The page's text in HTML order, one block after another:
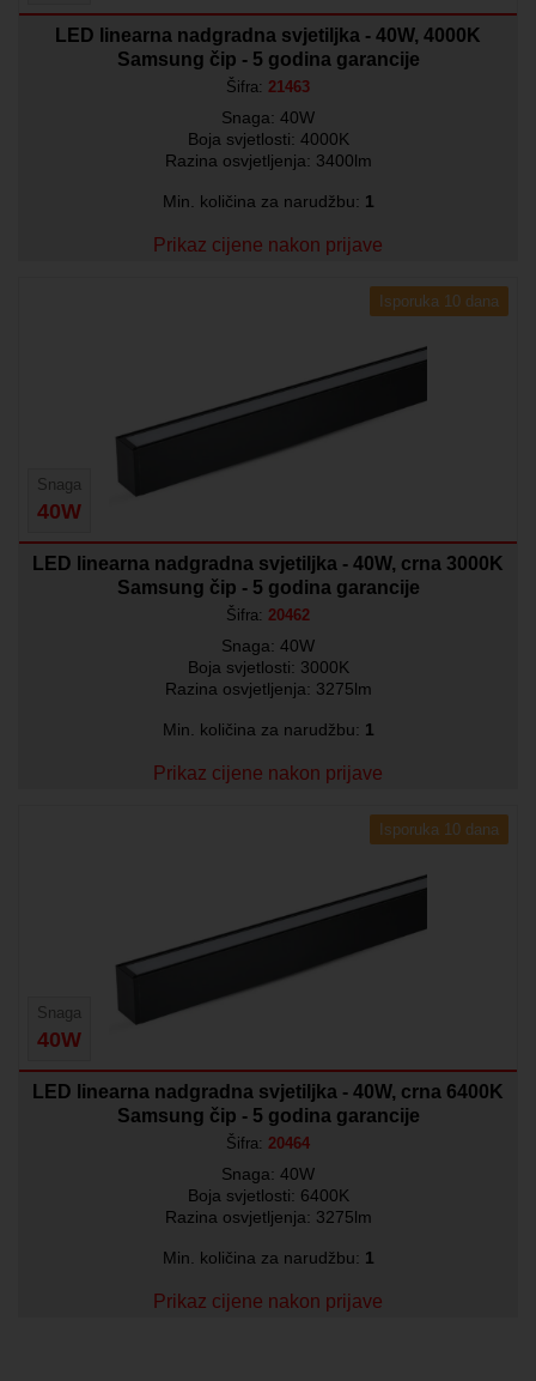
LED linearna nadgradna svjetiljka - 40W, 4000K
Samsung čip - 5 godina garancije
Šifra: 21463
Snaga: 40W
Boja svjetlosti: 4000K
Razina osvjetljenja: 3400lm
Min. količina za narudžbu: 1
Prikaz cijene nakon prijave
Snaga
40W
Isporuka 10 dana
LED linearna nadgradna svjetiljka - 40W, crna 3000K
Samsung čip - 5 godina garancije
Šifra: 20462
Snaga: 40W
Boja svjetlosti: 3000K
Razina osvjetljenja: 3275lm
Min. količina za narudžbu: 1
Prikaz cijene nakon prijave
Snaga
40W
Isporuka 10 dana
LED linearna nadgradna svjetiljka - 40W, crna 6400K
Samsung čip - 5 godina garancije
Šifra: 20464
Snaga: 40W
Boja svjetlosti: 6400K
Razina osvjetljenja: 3275lm
Min. količina za narudžbu: 1
Prikaz cijene nakon prijave